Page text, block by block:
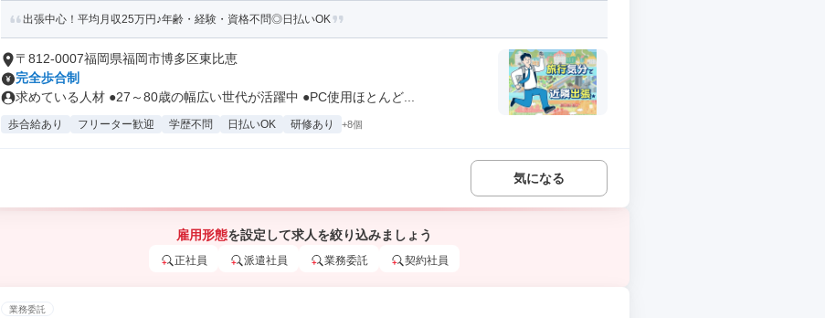
出張中心！平均月収25万円♪年齢・経験・資格不問◎日払いOK
〒812-0007福岡県福岡市博多区東比恵
完全歩合制
求めている人材 ●27～80歳の幅広い世代が活躍中 ●PC使用ほとんど...
歩合給あり フリーター歓迎 学歴不問 日払いOK 研修あり +8個
気になる
雇用形態を設定して求人を絞り込みましょう
正社員 派遣社員 業務委託 契約社員
業務委託